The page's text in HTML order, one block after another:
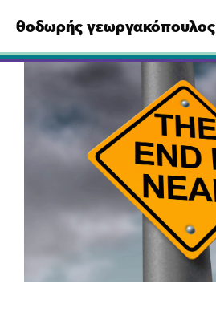
σε
περιεχόμενο
θοδωρής γεωργακόπουλος